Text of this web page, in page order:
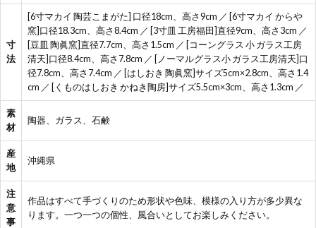
寸
法
[6寸マカイ 陶芸こまがた] 口径18cm、高さ9cm ／ [6寸マカイ からや
窯]口径18.3cm、高さ8.4cm ／ [3寸皿 工房福田]直径9cm、高さ3cm ／
[豆皿 陶眞窯]直径7.7cm、高さ1.5cm ／ [コーングラス 小 ガラス工房
清天]口径8.4cm、高さ7.8cm ／ [ノーマルグラス小 ガラス工房清天]口
径7.8cm、高さ7.4cm ／ [はしおき 陶眞窯]サイズ5cm×2.8cm、高さ1.4
cm ／ [くものはしおき かねき陶房]サイズ5.5cm×3cm、高さ1.3cm ／
素
材
陶器、ガラス、石鹸
産
地
沖縄県
注
意
事
作品はすべて手づくりのため形状や色味、模様の入り方が多少異な
ります。一つ一つの個性、風合いとしてお楽しみください。